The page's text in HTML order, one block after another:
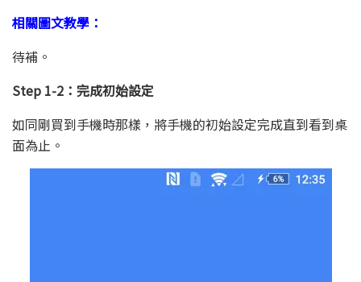
相關圖文教學：
待補。
Step 1-2：完成初始設定
如同剛買到手機時那樣，將手機的初始設定完成直到看到桌
面為止。